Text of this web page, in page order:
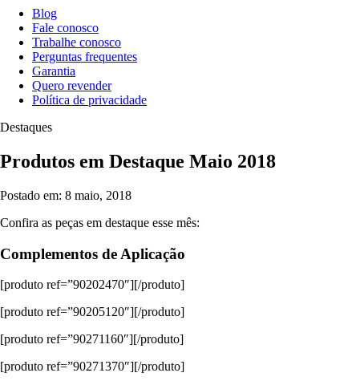
Blog
Fale conosco
Trabalhe conosco
Perguntas frequentes
Garantia
Quero revender
Política de privacidade
Destaques
Produtos em Destaque Maio 2018
Postado em: 8 maio, 2018
Confira as peças em destaque esse mês:
Complementos de Aplicação
[produto ref=”90202470″][/produto]
[produto ref=”90205120″][/produto]
[produto ref=”90271160″][/produto]
[produto ref=”90271370″][/produto]